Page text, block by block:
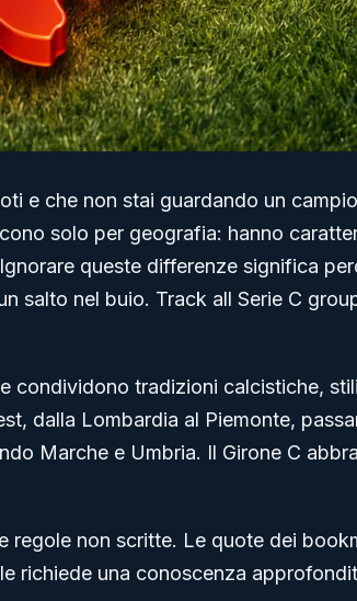
e che non stai guardando un
solo per geografia: hanno
queste differenze significa
salto nel buio. Track all Serie C
condividono tradizioni calcistiche,
dalla Lombardia al Piemonte,
Marche e Umbria. Il Girone C
regole non scritte. Le quote dei
richiede una conoscenza